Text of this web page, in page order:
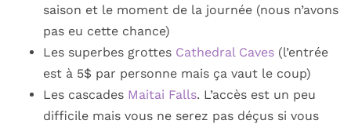
saison et le moment de la journée (nous n’avons
pas eu cette chance)
Les superbes grottes Cathedral Caves (l’entrée
est à 5$ par personne mais ça vaut le coup)
Les cascades Maitai Falls. L’accès est un peu
difficile mais vous ne serez pas déçus si vous